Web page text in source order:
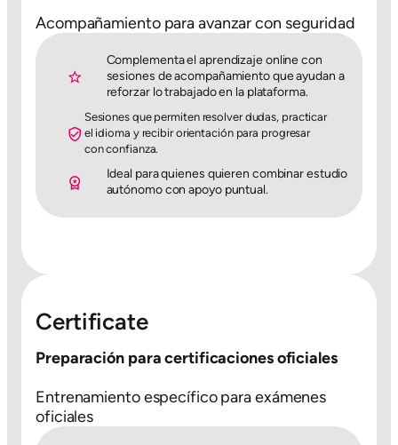
Acompañamiento para avanzar con seguridad
Complementa el aprendizaje online con
sesiones de acompañamiento que ayudan a
reforzar lo trabajado en la plataforma.
Sesiones que permiten resolver dudas, practicar
el idioma y recibir orientación para progresar
con confianza.
Ideal para quienes quieren combinar estudio
autónomo con apoyo puntual.
Certificate
Preparación para certificaciones oficiales
Entrenamiento específico para exámenes
oficiales